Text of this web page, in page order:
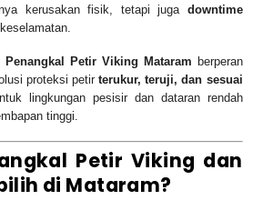
kerusakan fisik, tetapi juga downtime
Penangkal Petir Viking Mataram berperan
proteksi petirterukur, teruji, dan sesuai
lingkungan pesisir dan dataran rendah
tinggi.
Petir Viking dan
di Mataram?